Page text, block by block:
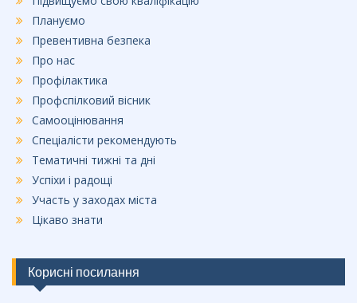
Плануємо
Превентивна безпека
Про нас
Профілактика
Профспілковий вісник
Самооцінювання
Спеціалісти рекомендують
Тематичні тижні та дні
Успіхи і радощі
Участь у заходах міста
Цікаво знати
Корисні посилання